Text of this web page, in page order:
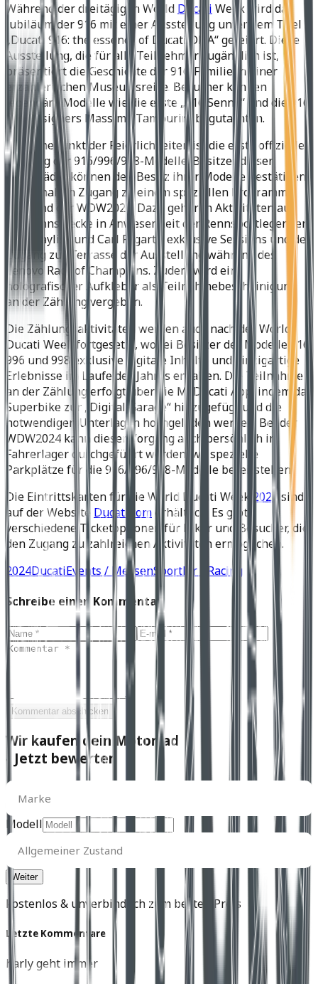
Während der dreitägigen World Ducati Week wird das
Jubiläum der 916 mit einer Ausstellung unter dem Titel
„Ducati 916: the essence of Ducati DNA“ gefeiert. Diese
Ausstellung, die für alle Teilnehmer zugänglich ist,
präsentiert die Geschichte der 916-Familie in einer
erzählerischen Museumsreise. Besucher können
legendäre Modelle wie die erste „916 Senna“ und die 916
des Designers Massimo Tamburini begutachten.
Ein Höhepunkt der Feierlichkeiten ist die erste offizielle
Zählung der 916/996/998-Modelle. Besitzer dieser
Motorräder können den Besitz ihrer Modelle bestätigen
und erhalten Zugang zu einem speziellen Programm
während der WDW2024. Dazu gehören Aktivitäten auf
der Rennstrecke in Anwesenheit der Rennsportlegenden
Troy Bayliss und Carl Fogarty, exklusive Sessions und der
Zugang zur Terrasse der Ausstellung während des
Lenovo Race of Champions. Zudem wird ein
holografischer Aufkleber als Teilnahmebescheinigung
an der Zählung vergeben.
Die Zählungsaktivitäten werden auch nach der World
Ducati Week fortgesetzt, wobei Besitzer der Modelle 916,
996 und 998 exklusive digitale Inhalte und einzigartige
Erlebnisse im Laufe des Jahres erhalten. Die Teilnahme
an der Zählung erfolgt über die MyDucati App, indem das
Superbike zur „Digital Garage“ hinzugefügt und die
notwendigen Unterlagen hochgeladen werden. Bei der
WDW2024 kann dieser Vorgang auch persönlich im
Fahrerlager durchgeführt werden, wo spezielle
Parkplätze für die 916/996/998-Modelle bereitstehen.
Die Eintrittskarten für die World Ducati Week2024sind
auf der Website Ducati.comerhältlich. Es gibt
verschiedene Ticketoptionen für Biker und Besucher, die
den Zugang zu zahlreichen Aktivitäten ermöglichen.
2024DucatiEvents / MessenSportler / Racing
Schreibe einen Kommentar
Kommentar abschicken
Wir kaufen dein Motorrad
- Jetzt bewerten
Marke
Marke
Modell
Allgemeiner
Zustand
Allgemeiner Zustand
kostenlos & unverbindlich zum besten Preis
Letzte Kommentare
harly geht immer